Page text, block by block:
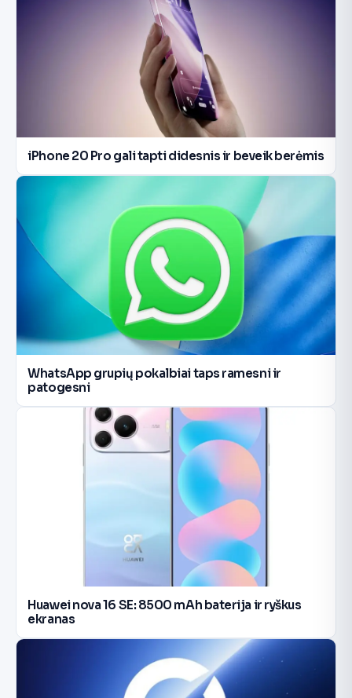
iPhone 20 Pro gali tapti didesnis ir beveik berėmis
WhatsApp grupių pokalbiai taps ramesni ir
patogesni
Huawei nova 16 SE: 8500 mAh baterija ir ryškus
ekranas